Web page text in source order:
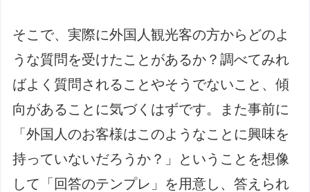
そこで、実際に外国人観光客の方からどのよ
うな質問を受けたことがあるか？調べてみれ
ばよく質問されることやそうでないこと、傾
向があることに気づくはずです。また事前に
「外国人のお客様はこのようなことに興味を
持っていないだろうか？」ということを想像
して「回答のテンプレ」を用意し、答えられ